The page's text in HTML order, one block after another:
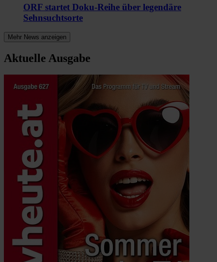
ORF startet Doku-Reihe über legendäre
Sehnsuchtsorte
Mehr News anzeigen
Aktuelle Ausgabe